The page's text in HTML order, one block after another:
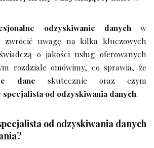
odzyskiwanie danychw
zwrócić uwagę na kilka kluczowych
o jakości usług oferowanych
rozdziale omówimy, co sprawia, że
dane skutecznie oraz czym
specjalista od odzyskiwania danych.
od odzyskiwania danych